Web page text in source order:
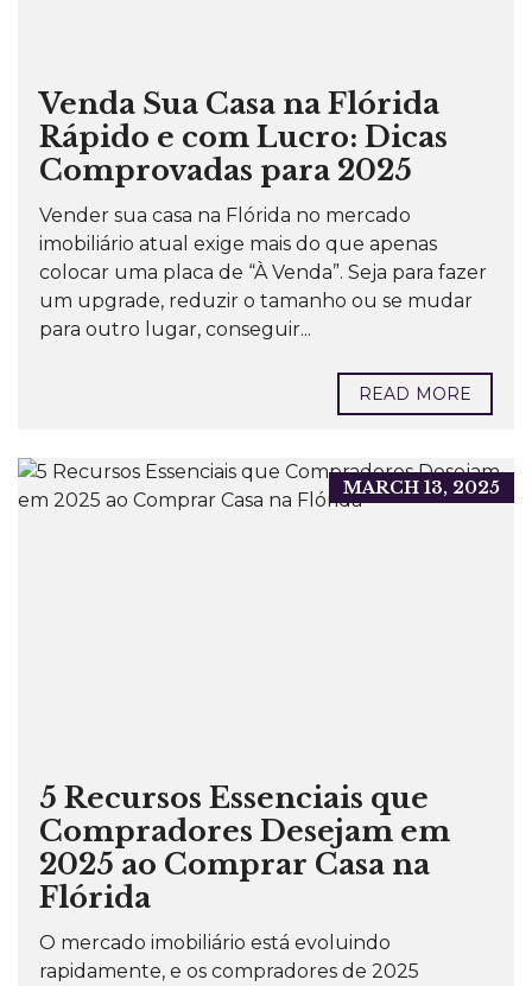
Venda Sua Casa na Flórida
Rápido e com Lucro: Dicas
Comprovadas para 2025
Vender sua casa na Flórida no mercado
imobiliário atual exige mais do que apenas
colocar uma placa de “À Venda”. Seja para fazer
um upgrade, reduzir o tamanho ou se mudar
para outro lugar, conseguir...
READ MORE
MARCH 13, 2025
5 Recursos Essenciais que
Compradores Desejam em
2025 ao Comprar Casa na
Flórida
O mercado imobiliário está evoluindo
rapidamente, e os compradores de 2025